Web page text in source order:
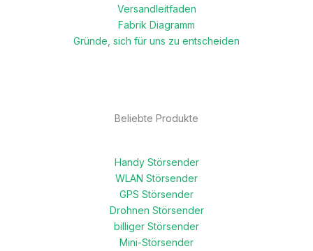
Versandleitfaden
Fabrik Diagramm
Gründe, sich für uns zu entscheiden
Beliebte Produkte
Handy Störsender
WLAN Störsender
GPS Störsender
Drohnen Störsender
billiger Störsender
Mini-Störsender